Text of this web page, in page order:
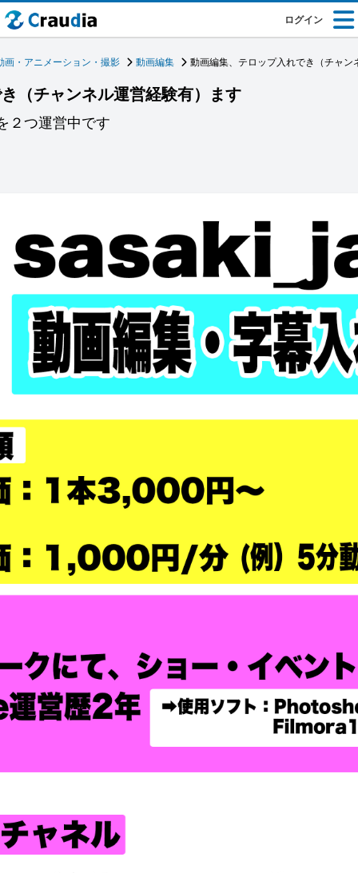
ログイン
画・アニメーション・撮影 動画編集 動画編集、テロップ入れでき（チャン
（チャンネル運営経験有）ます
２つ運営中です